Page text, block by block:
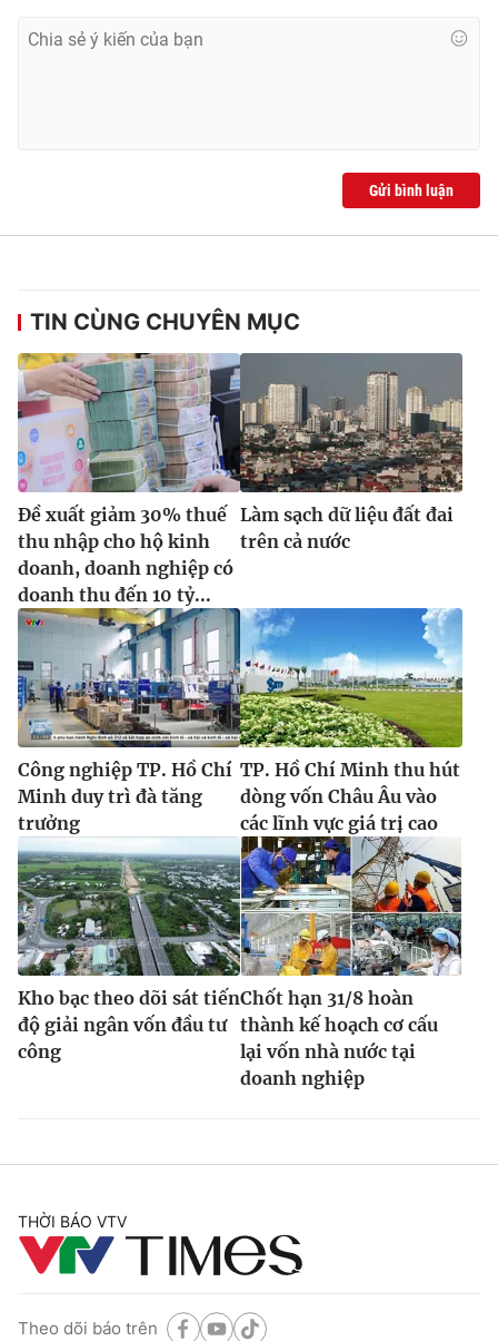
Gửi bình luận
TIN CÙNG CHUYÊN MỤC
Đề xuất giảm 30% thuế
thu nhập cho hộ kinh
doanh, doanh nghiệp có
doanh thu đến 10 tỷ...
Làm sạch dữ liệu đất đai
trên cả nước
Công nghiệp TP. Hồ Chí
Minh duy trì đà tăng
trưởng
TP. Hồ Chí Minh thu hút
dòng vốn Châu Âu vào
các lĩnh vực giá trị cao
Kho bạc theo dõi sát tiến
độ giải ngân vốn đầu tư
công
Chốt hạn 31/8 hoàn
thành kế hoạch cơ cấu
lại vốn nhà nước tại
doanh nghiệp
THỜI BÁO VTV
Theo dõi báo trên